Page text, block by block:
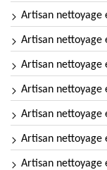
Artisan nettoyage
Artisan nettoyage
Artisan nettoyage
Artisan nettoyage
Artisan nettoyage
Artisan nettoyage
Artisan nettoyage